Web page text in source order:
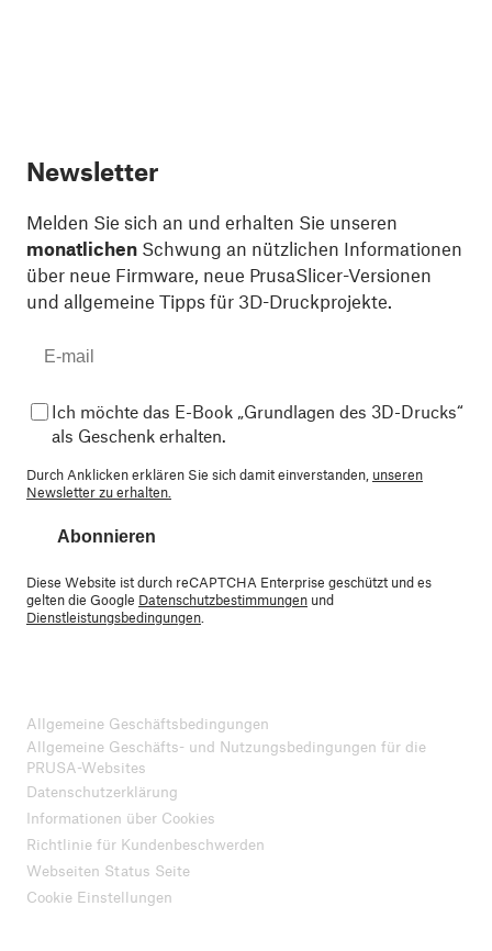
Newsletter
Melden Sie sich an und erhalten Sie unseren
monatlichen Schwung an nützlichen Informationen
über neue Firmware, neue PrusaSlicer-Versionen
und allgemeine Tipps für 3D-Druckprojekte.
Ich möchte das E-Book „Grundlagen des 3D-Drucks“
als Geschenk erhalten.
Durch Anklicken erklären Sie sich damit einverstanden, unseren
Newsletter zu erhalten.
Abonnieren
Diese Website ist durch reCAPTCHA Enterprise geschützt und es
gelten die Google Datenschutzbestimmungen und
Dienstleistungsbedingungen.
Allgemeine Geschäftsbedingungen
Allgemeine Geschäfts- und Nutzungsbedingungen für die
PRUSA-Websites
Datenschutzerklärung
Informationen über Cookies
Richtlinie für Kundenbeschwerden
Webseiten Status Seite
Cookie Einstellungen